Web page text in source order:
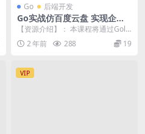
Go 后端开发
Go实战仿百度云盘 实现企业
级分布式云存储系统
【资源介绍】： 本课程将通过Gola
ng来实现一个支持断点续传和秒传
的分布式云存...
2 年前 288 19
VIP